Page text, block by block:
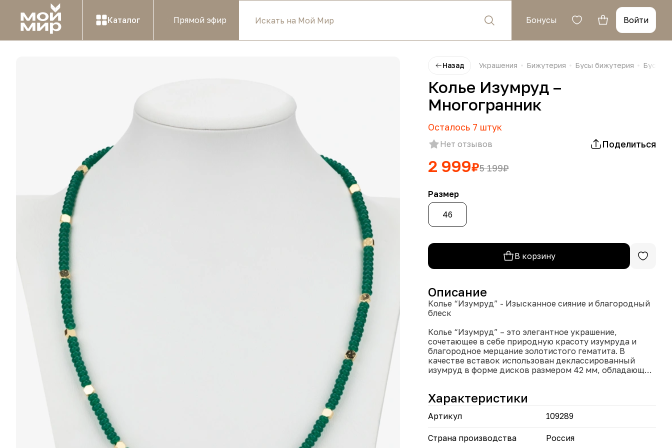
Каталог Прямой эфир Бонусы Войти
Назад Украшения Бижутерия Бусы бижутерия Бусы
Колье Изумруд –
Многогранник
Осталось 7 штук
Нет отзывов Поделиться
2 999₽5 199₽
Размер
46
В корзину
Описание
Колье “Изумруд” - Изысканное сияние и благородный
блеск
Колье “Изумруд” – это элегантное украшение,
сочетающее в себе природную красоту изумруда и
благородное мерцание золотистого гематита. В
качестве вставок использован деклассированный
изумруд в форме дисков размером 42 мм, обладающий
гематитовые многогранники размером 42 мм, которые
придают колье объем и изысканный блеск. Общий вес
вставок изумруда составляет 43,8 карата, а вес всего
цепочкой-добором 5 см, позволяющей регулировать
Характеристики
Артикул 109289
Страна производства Россия